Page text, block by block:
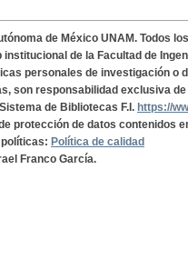
de México UNAM. Todos
institucional de la Facultad de
personales de investigación o
son responsabilidad exclusiva
de Bibliotecas F.I. https://
protección de datos contenidos
Política de calidad
Franco García.